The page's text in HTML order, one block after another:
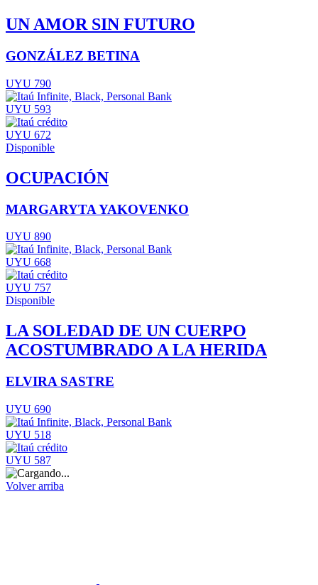
UN AMOR SIN FUTURO
GONZÁLEZ BETINA
UYU 790
UYU 593
UYU 672
Disponible
OCUPACIÓN
MARGARYTA YAKOVENKO
UYU 890
UYU 668
UYU 757
Disponible
LA SOLEDAD DE UN CUERPO
ACOSTUMBRADO A LA HERIDA
ELVIRA SASTRE
UYU 690
UYU 518
UYU 587
Volver arriba